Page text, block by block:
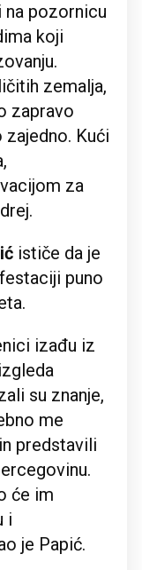
na pozornicu
koji
zemalja,
zapravo
Kući
za
ističe da je
puno
izađu iz
su znanje,
me
predstavili
će im
i
je Papić.